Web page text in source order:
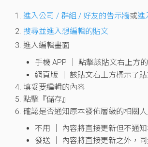
進入公司 / 群組 / 好友的告示牆或進
搜尋並進入想編輯的貼文
進入編輯畫面
手機 APP │ 點擊該貼文右上方的
網頁版 │ 該貼文右上方標示了貼
填妥要編輯的內容
點擊『儲存』
確認是否通知原本發佈層級的相關
不用 │ 內容將直接更新但不通
發送 │ 內容將直接更新之外，